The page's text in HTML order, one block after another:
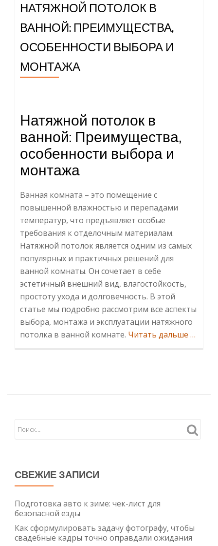
НАТЯЖНОЙ ПОТОЛОК В
ВАННОЙ: ПРЕИМУЩЕСТВА,
ОСОБЕННОСТИ ВЫБОРА И
МОНТАЖА
Натяжной потолок в
ванной: Преимущества,
особенности выбора и
монтажа
Ванная комната – это помещение с
повышенной влажностью и перепадами
температур, что предъявляет особые
требования к отделочным материалам.
Натяжной потолок является одним из самых
популярных и практичных решений для
ванной комнаты. Он сочетает в себе
эстетичный внешний вид, влагостойкость,
простоту ухода и долговечность. В этой
статье мы подробно рассмотрим все аспекты
выбора, монтажа и эксплуатации натяжного
потолка в ванной комнате. Читать дальше
и
…
СВЕЖИЕ ЗАПИСИ
Подготовка авто к зиме: чек-лист для
безопасной езды
Как сформулировать задачу фотографу, чтобы
свадебные кадры точно оправдали ожидания